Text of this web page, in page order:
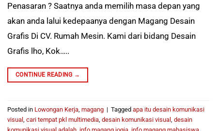
Penasaran ? Saatnya anda memilih masa depan yang
akan anda lalui kedepaanya dengan Magang Desain
Grafis Di CV. Rumah Mesin. Kami dari bidang Desain
Grafis lho, Kok…..
CONTINUE READING →
Posted in Lowongan Kerja, magang | Tagged apa itu desain komunikasi
visual , cari tempat pkl multimedia, desain komunikasi visual , desain